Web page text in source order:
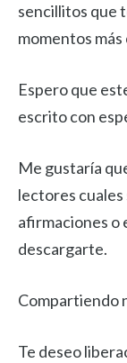
sencillitos que
momentos
Espero que
escrito con
Me gustaría
lectores cuales
afirmaciones o
descargarte.
Compartiendo
Te deseo